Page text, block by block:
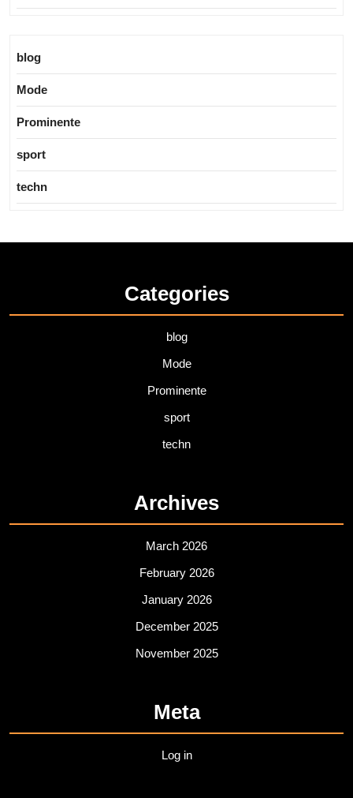
blog
Mode
Prominente
sport
techn
Categories
blog
Mode
Prominente
sport
techn
Archives
March 2026
February 2026
January 2026
December 2025
November 2025
Meta
Log in